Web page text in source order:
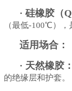
· 硅橡胶（Q
（最低-100℃），
适用场合：
· 天然橡胶：
的绝缘层和护套。